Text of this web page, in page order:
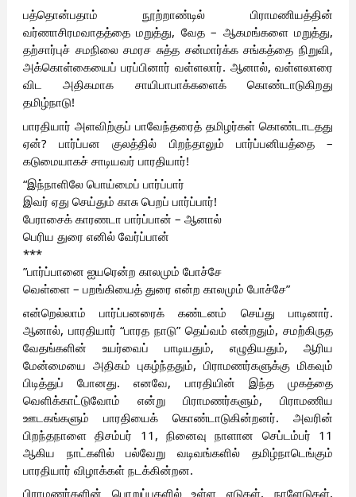
பத்தொன்பதாம் நூற்றாண்டில் பிராமணியத்தின்
வர்ணாசிரமவாதத்தை மறுத்து, வேத – ஆகமங்களை மறுத்து,
தற்சார்புச் சமநிலை சமரச சுத்த சன்மார்க்க சங்கத்தை நிறுவி,
அக்கொள்கையைப் பரப்பினார் வள்ளலார். ஆனால், வள்ளலாரை
விட அதிகமாக சாயிபாபாக்களைக் கொண்டாடுகிறது
தமிழ்நாடு!
பாரதியார் அளவிற்குப் பாவேந்தரைத் தமிழர்கள் கொண்டாடதது
ஏன்? பார்ப்பன குலத்தில் பிறந்தாலும் பார்ப்பனியத்தை –
கடுமையாகச் சாடியவர் பாரதியார்!
“இந்நாளிலே பொய்மைப் பார்ப்பார்
இவர் ஏது செய்தும் காசு பெறப் பார்ப்பார்!
பேராசைக் காரணடா பார்ப்பான் – ஆனால்
பெரிய துரை எனில் வேர்ப்பான்
***
”பார்ப்பானை ஐயரென்ற காலமும் போச்சே
வெள்ளை – பறங்கியைத் துரை என்ற காலமும் போச்சே”
என்றெல்லாம் பார்ப்பனரைக் கண்டனம் செய்து பாடினார்.
ஆனால், பாரதியார் “பாரத நாடு” தெய்வம் என்றதும், சமற்கிருத
வேதங்களின் உயர்வைப் பாடியதும், எழுதியதும், ஆரிய
மேன்மையை அதிகம் புகழ்ந்ததும், பிராமணர்களுக்கு மிகவும்
பிடித்துப் போனது. எனவே, பாரதியின் இந்த முகத்தை
வெளிக்காட்டுவோம் என்று பிராமணர்களும், பிராமணிய
ஊடகங்களும் பாரதியைக் கொண்டாடுகின்றனர். அவரின்
பிறந்தநாளை திசம்பர் 11, நினைவு நாளான செப்டம்பர் 11
ஆகிய நாட்களில் பல்வேறு வடிவங்களில் தமிழ்நாடெங்கும்
பாரதியார் விழாக்கள் நடக்கின்றன.
பிராமணர்களின் பொறுப்புகளில் உள்ள ஏடுகள், நாளேடுகள்,